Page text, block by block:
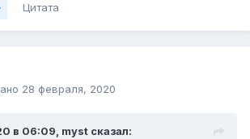
Цитата
28 февраля, 2020
в 06:09, myst сказал: